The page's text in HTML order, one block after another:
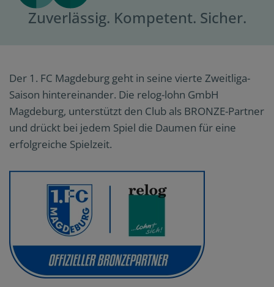
Zuverlässig. Kompetent. Sicher.
Der 1. FC Magdeburg geht in seine vierte Zweitliga-
Saison hintereinander. Die relog-lohn GmbH
Magdeburg, unterstützt den Club als BRONZE-Partner
und drückt bei jedem Spiel die Daumen für eine
erfolgreiche Spielzeit.